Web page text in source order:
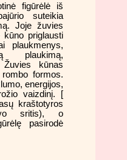
figūrėlė iš
suteikia
Joje žuvies
priglausti
plaukmenys,
plaukimą,
Žuvies kūnas
formos.
energijos,
vaizdinį. [
kraštotyros
sritis), o
pasirodė